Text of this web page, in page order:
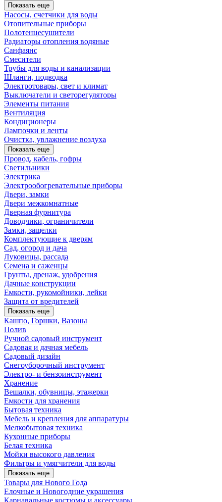
Показать еще
Насосы, счетчики для воды
Отопительные приборы
Полотенцесушители
Радиаторы отопления водяные
Санфаянс
Смесители
Трубы для воды и канализации
Шланги, подводка
Электротовары, свет и климат
Выключатели и светорегуляторы
Элементы питания
Вентиляция
Кондиционеры
Лампочки и ленты
Очистка, увлажнение воздуха
Показать еще
Провод, кабель, гофры
Светильники
Электрика
Электрообогревательные приборы
Двери, замки
Двери межкомнатные
Дверная фурнитура
Доводчики, ограничители
Замки, защелки
Комплектующие к дверям
Сад, огород и дача
Луковицы, рассада
Семена и саженцы
Грунты, дренаж, удобрения
Дачные конструкции
Емкости, рукомойники, лейки
Защита от вредителей
Показать еще
Кашпо, Горшки, Вазоны
Полив
Ручной садовый инструмент
Садовая и дачная мебель
Садовый дизайн
Снегоуборочный инструмент
Электро- и бензоинструмент
Хранение
Вешалки, обувницы, этажерки
Емкости для хранения
Бытовая техника
Мебель и крепления для аппаратуры
Мелкобытовая техника
Кухонные приборы
Белая техника
Мойки высокого давления
Фильтры и умягчители для воды
Показать еще
Товары для Нового Года
Елочные и Новогодние украшения
Карнавальные костюмы и аксессуары